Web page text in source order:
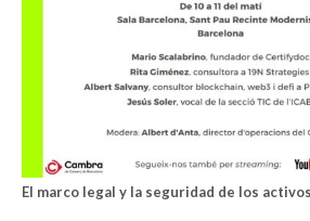
El marco legal y la seguridad de los